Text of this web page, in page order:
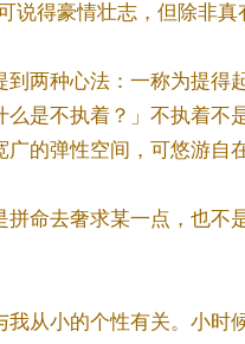
说得豪情壮志，但除非
到两种心法：一称为提得
么是不执着？」不执着
广的弹性空间，可悠游自
拼命去奢求某一点，也
我从小的个性有关。小时